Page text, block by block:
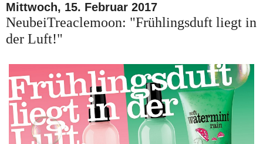
Mittwoch, 15. Februar 2017
NeubeiTreaclemoon: "Frühlingsduft liegt in
der Luft!"